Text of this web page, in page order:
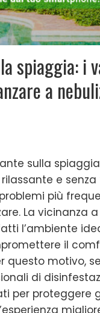
spiaggia: i
a
sulla
rilassante e
più
La vicinanza
l’ambiente
il
questo motivo,
di
per proteggere